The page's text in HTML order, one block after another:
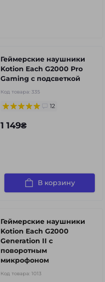
Геймерские наушники
Kotion Each G2000 Pro
Gaming с подсветкой
Код товара: 335
12
1 149₴
В корзину
Геймерские наушники
Kotion Each G2000
Generation II с
поворотным
микрофоном
Код товара: 1013